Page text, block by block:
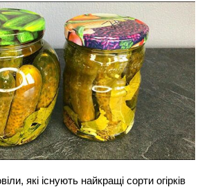
які існують найкращі сорти огірків